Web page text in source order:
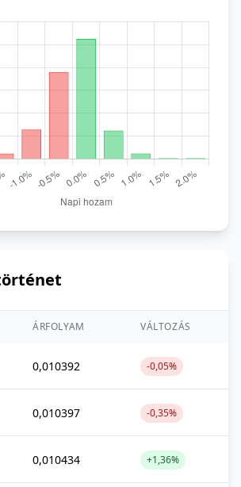
ÁRFOLYAM VÁLTOZÁS
0,010392 -0,05%
0,010397 -0,35%
0,010434 +1,36%